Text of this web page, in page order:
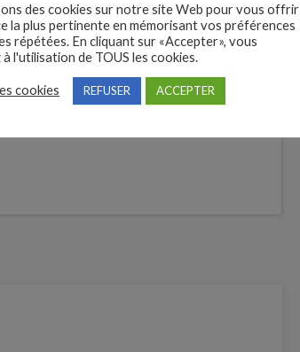
des cookies sur notre site Web pour vous offrir
la plus pertinente en mémorisant vos préférences
répétées. En cliquant sur «Accepter», vous
l'utilisation de TOUS les cookies.
cookies REFUSER ACCEPTER